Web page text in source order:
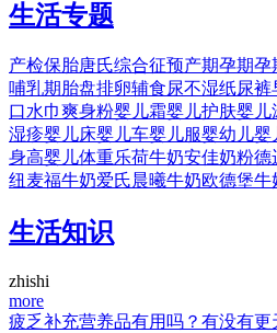
生活专题
产检保胎唐氏综合征预产期孕期孕
哺乳期 胎盘排卵辅食尿不湿纸尿裤
口水巾爽身粉婴儿霜婴儿护肤婴儿
湿疹婴儿床婴儿车婴儿服婴幼儿婴
身高婴儿体重乐荷牛奶安佳奶粉德
纽麦福牛奶爱氏晨曦牛奶欧德堡牛
生活知识
zhishi
more
疲乏补充营养品有用吗？有没有更